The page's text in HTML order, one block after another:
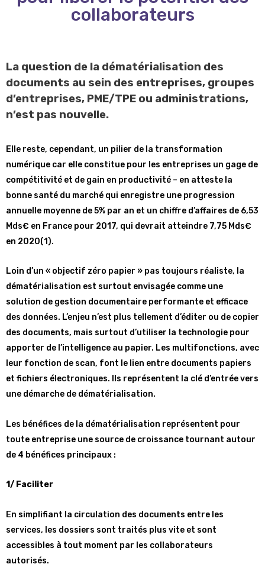
collaborateurs
La question de la dématérialisation des
documents au sein des entreprises, groupes
d’entreprises, PME/TPE ou administrations,
n’est pas nouvelle.
Elle reste, cependant, un pilier de la transformation
numérique car elle constitue pour les entreprises un gage de
compétitivité et de gain en productivité – en atteste la
bonne santé du marché qui enregistre une progression
annuelle moyenne de 5% par an et un chiffre d’affaires de 6,53
Mds€ en France pour 2017, qui devrait atteindre 7,75 Mds€
en 2020(1).
Loin d’un « objectif zéro papier » pas toujours réaliste, la
dématérialisation est surtout envisagée comme une
solution de gestion documentaire performante et efficace
des données. L’enjeu n’est plus tellement d’éditer ou de copier
des documents, mais surtout d’utiliser la technologie pour
apporter de l’intelligence au papier. Les multifonctions, avec
leur fonction de scan, font le lien entre documents papiers
et fichiers électroniques. Ils représentent la clé d’entrée vers
une démarche de dématérialisation.
Les bénéfices de la dématérialisation représentent pour
toute entreprise une source de croissance tournant autour
de 4 bénéfices principaux :
1/ Faciliter
En simplifiant la circulation des documents entre les
services, les dossiers sont traités plus vite et sont
accessibles à tout moment par les collaborateurs
autorisés.